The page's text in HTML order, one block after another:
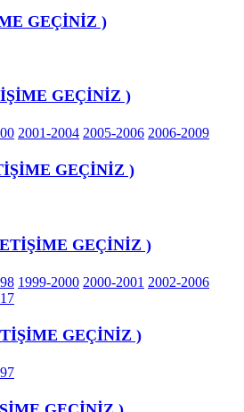
GEÇİNİZ )
GEÇİNİZ )
2001-2004 2005-2006 2006-2009
GEÇİNİZ )
GEÇİNİZ )
1999-2000 2000-2001 2002-2006
GEÇİNİZ )